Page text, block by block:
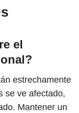
el
estrechamente
se ve afectado,
Mantener un